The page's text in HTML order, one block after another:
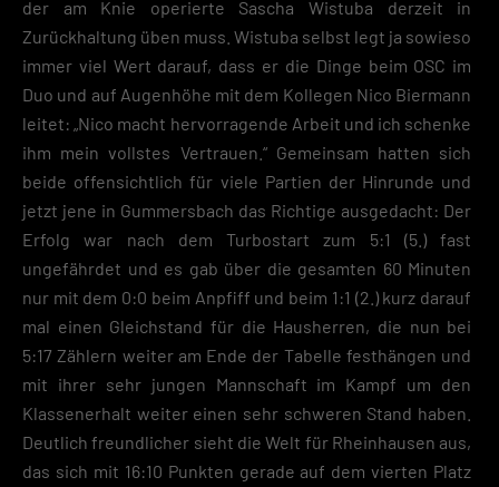
der am Knie operierte Sascha Wistuba derzeit in
Zurückhaltung üben muss. Wistuba selbst legt ja sowieso
immer viel Wert darauf, dass er die Dinge beim OSC im
Duo und auf Augenhöhe mit dem Kollegen Nico Biermann
leitet: „Nico macht hervorragende Arbeit und ich schenke
ihm mein vollstes Vertrauen.“ Gemeinsam hatten sich
beide offensichtlich für viele Partien der Hinrunde und
jetzt jene in Gummersbach das Richtige ausgedacht: Der
Erfolg war nach dem Turbostart zum 5:1 (5.) fast
ungefährdet und es gab über die gesamten 60 Minuten
nur mit dem 0:0 beim Anpfiff und beim 1:1 (2.) kurz darauf
mal einen Gleichstand für die Hausherren, die nun bei
5:17 Zählern weiter am Ende der Tabelle festhängen und
mit ihrer sehr jungen Mannschaft im Kampf um den
Klassenerhalt weiter einen sehr schweren Stand haben.
Deutlich freundlicher sieht die Welt für Rheinhausen aus,
das sich mit 16:10 Punkten gerade auf dem vierten Platz